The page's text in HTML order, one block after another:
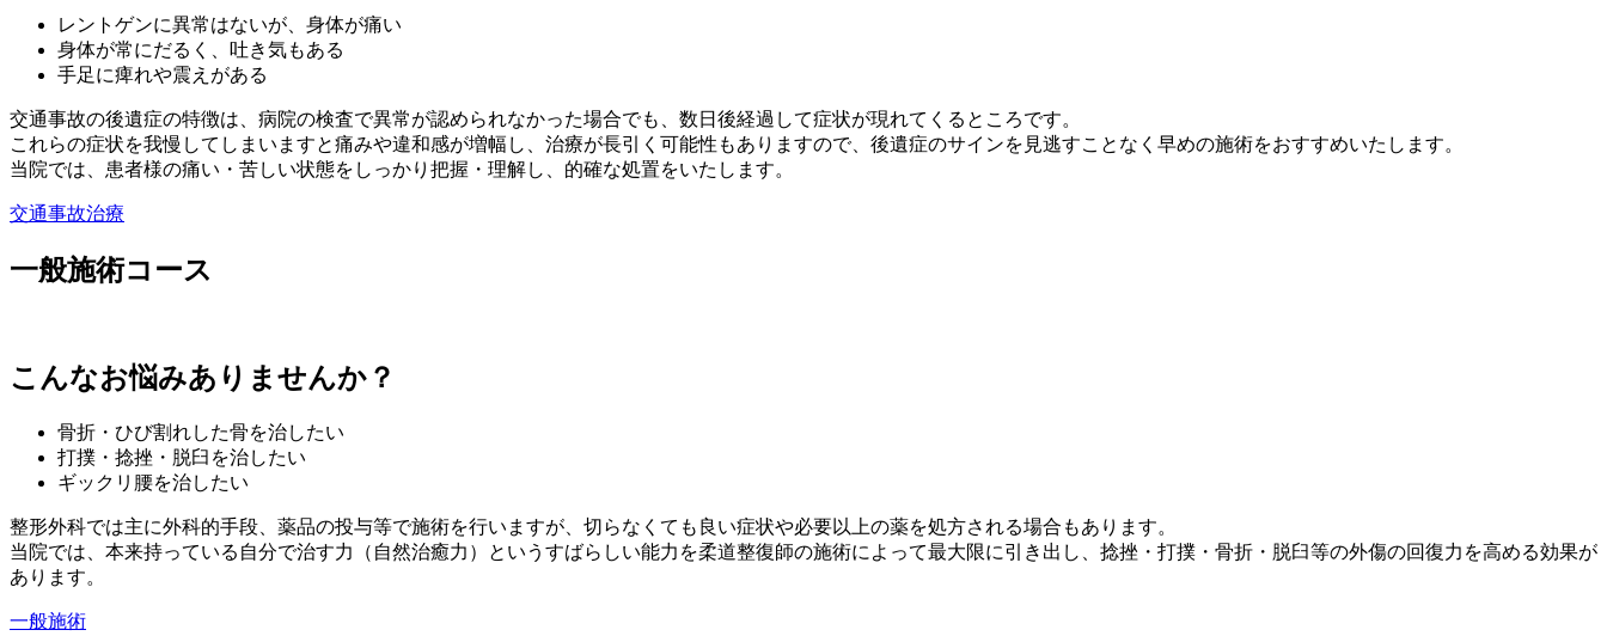
レントゲンに異常はないが、身体が痛い
身体が常にだるく、吐き気もある
手足に痺れや震えがある
交通事故の後遺症の特徴は、病院の検査で異常が認められなかった場合でも、数日後経過して症状が現れてくるところです。
これらの症状を我慢してしまいますと痛みや違和感が増幅し、治療が長引く可能性もありますので、後遺症のサインを見逃すことなく早めの施術をおすすめいたします。
当院では、患者様の痛い・苦しい状態をしっかり把握・理解し、的確な処置をいたします。
交通事故治療
一般施術コース
こんなお悩みありませんか？
骨折・ひび割れした骨を治したい
打撲・捻挫・脱臼を治したい
ギックリ腰を治したい
整形外科では主に外科的手段、薬品の投与等で施術を行いますが、切らなくても良い症状や必要以上の薬を処方される場合もあります。
当院では、本来持っている自分で治す力（自然治癒力）というすばらしい能力を柔道整復師の施術によって最大限に引き出し、捻挫・打撲・骨折・脱臼等の外傷の回復力を高める効果が
あります。
一般施術